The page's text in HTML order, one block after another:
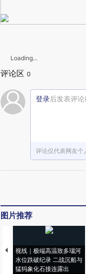
Loading...
评论区 0
登录后发表评
评论仅代表网友个
图片推荐
视线｜极端高温致多瑙河
水位跌破纪录 二战沉船与
猛犸象化石接连露出